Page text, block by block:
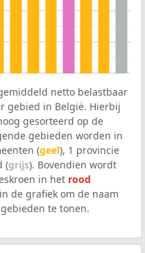
netto belastbaar
gebied in België. Hierbij
gesorteerd op de
gebieden worden in
(geel), 1 provincie
(grijs). Bovendien wordt
in het rood
de grafiek om de naam
te tonen.